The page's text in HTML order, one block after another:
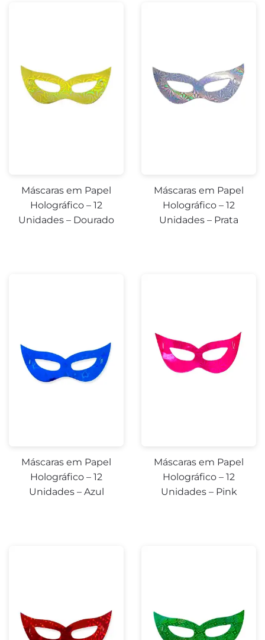
Máscaras em Papel
Holográfico – 12
Unidades – Dourado
Máscaras em Papel
Holográfico – 12
Unidades – Prata
Máscaras em Papel
Holográfico – 12
Unidades – Azul
Máscaras em Papel
Holográfico – 12
Unidades – Pink